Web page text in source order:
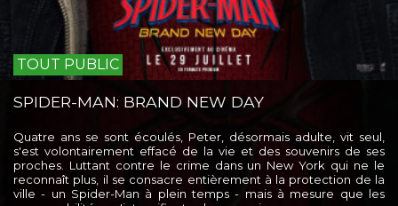
TOUT PUBLIC
SPIDER-MAN: BRAND NEW DAY
Quatre ans se sont écoulés, Peter, désormais adulte, vit seul,
s'est volontairement effacé de la vie et des souvenirs de ses
proches. Luttant contre le crime dans un New York qui ne le
reconnaît plus, il se consacre entièrement à la protection de la
ville - un Spider-Man à plein temps - mais à mesure que les